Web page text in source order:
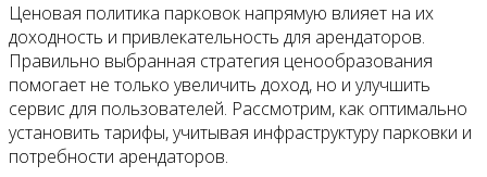
Ценовая политика парковок напрямую влияет на их
доходность и привлекательность для арендаторов.
Правильно выбранная стратегия ценообразования
помогает не только увеличить доход, но и улучшить
сервис для пользователей. Рассмотрим, как оптимально
установить тарифы, учитывая инфраструктуру парковки и
потребности арендаторов.